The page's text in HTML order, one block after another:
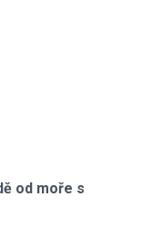
od moře s